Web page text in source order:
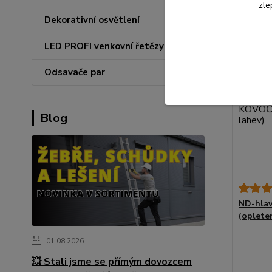
Dekorativní osvětlení
LED PROFI venkovní řetězy
Odsavače par
Blog
01.08.2026
💥 Stali jsme se přímým dovozcem
ND-